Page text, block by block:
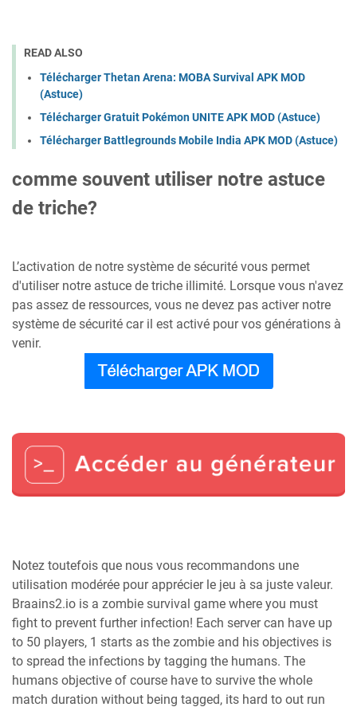
READ ALSO
Télécharger Thetan Arena: MOBA Survival APK MOD
(Astuce)
Télécharger Gratuit Pokémon UNITE APK MOD (Astuce)
Télécharger Battlegrounds Mobile India APK MOD (Astuce)
comme souvent utiliser notre astuce
de triche?
L’activation de notre système de sécurité vous permet
d'utiliser notre astuce de triche illimité. Lorsque vous n'avez
pas assez de ressources, vous ne devez pas activer notre
système de sécurité car il est activé pour vos générations à
venir.
Notez toutefois que nous vous recommandons une
utilisation modérée pour apprécier le jeu à sa juste valeur.
Braains2.io is a zombie survival game where you must
fight to prevent further infection! Each server can have up
to 50 players, 1 starts as the zombie and his objectives is
to spread the infections by tagging the humans. The
humans objective of course have to survive the whole
match duration without being tagged, its hard to out run